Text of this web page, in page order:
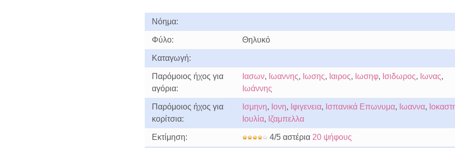
Νόημα:
Φύλο: Θηλυκό
Καταγωγή:
Παρόμοιος ήχος για
αγόρια:
Ιασων, Ιωαννης, Ιωσης, Ιαιρος, Ιωσηφ, Ισιδωρος, Ιωνας,
Ιωάννης
Παρόμοιος ήχος για
κορίτσια:
Ισμηνη, Ιονη, Ιφιγενεια, Ισπανικά Επωνυμα, Ιωαννα,
Ιουλία, Ιζαμπελλα
Εκτίμηση: 4/5 αστέρια 20 ψήφους